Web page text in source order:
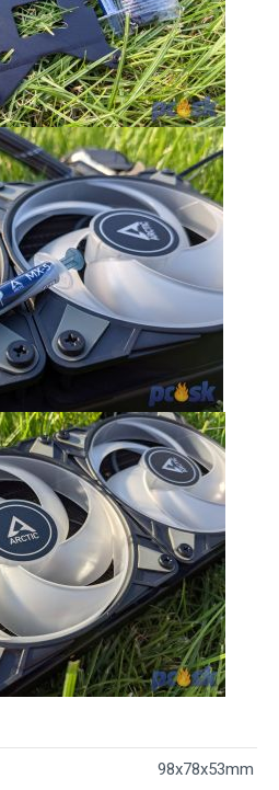
98x78x53mm